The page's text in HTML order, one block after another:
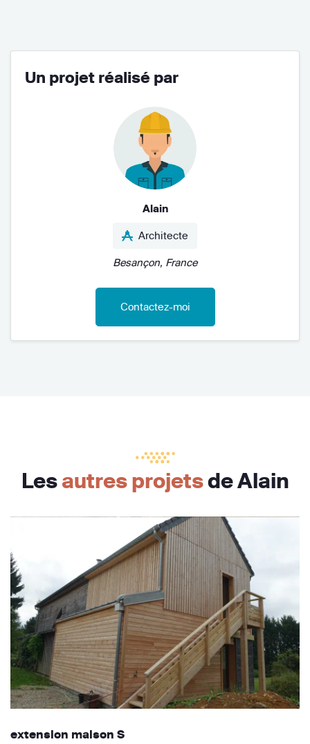
Un projet réalisé par
Alain
Architecte
Besançon, France
Contactez-moi
Lesautres projetsde Alain
extension maison S